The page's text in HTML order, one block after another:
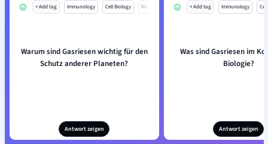
+ Add tag Immunology Cell Biology Mo
Warum sind Gasriesen wichtig für den
Schutz anderer Planeten?
Antwort zeigen
+ Add tag Immunology
Was sind Gasriesen im
Biologie?
Antwort zeigen